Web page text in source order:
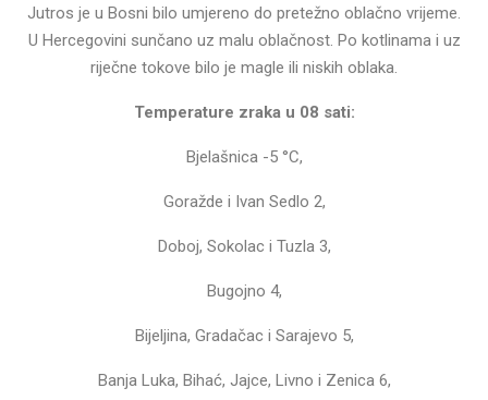
Jutros je u Bosni bilo umjereno do pretežno oblačno vrijeme.
U Hercegovini sunčano uz malu oblačnost. Po kotlinama i uz
riječne tokove bilo je magle ili niskih oblaka.
Temperature zraka u 08 sati:
Bjelašnica -5 °C,
Goražde i Ivan Sedlo 2,
Doboj, Sokolac i Tuzla 3,
Bugojno 4,
Bijeljina, Gradačac i Sarajevo 5,
Banja Luka, Bihać, Jajce, Livno i Zenica 6,